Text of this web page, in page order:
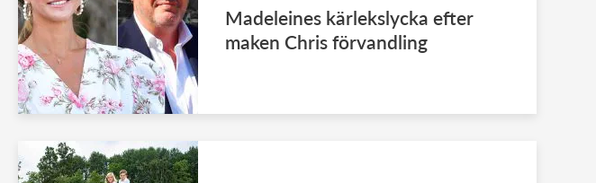
Madeleines kärlekslycka efter
maken Chris förvandling